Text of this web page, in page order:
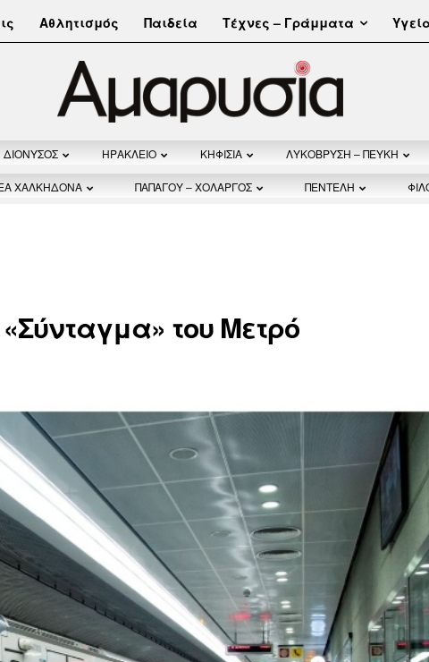
Αθλητισμός Παιδεία Τέχνες – Γράμματα
ΔΙΟΝΥΣΟΣ ΗΡΑΚΛΕΙΟ ΚΗΦΙΣΙΑ ΛΥΚΟΒΡΥΣΗ – ΠΕΥΚΗ
ΧΑΛΚΗΔΟΝΑ ΠΑΠΑΓΟΥ – ΧΟΛΑΡΓΟΣ ΠΕΝΤΕΛΗ
του Μετρό